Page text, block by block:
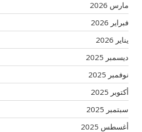
مارس 2026
فبراير 2026
يناير 2026
ديسمبر 2025
نوفمبر 2025
أكتوبر 2025
سبتمبر 2025
أغسطس 2025